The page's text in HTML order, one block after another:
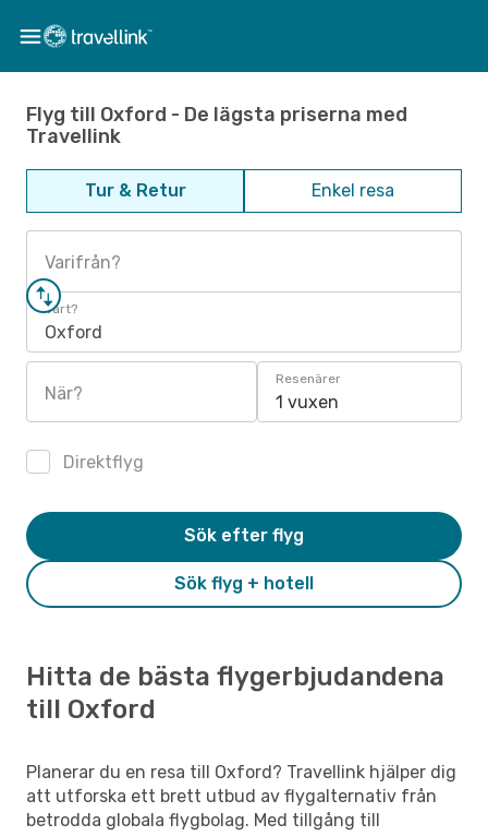
Flyg till Oxford - De lägsta priserna med
Travellink
Tur & Retur Enkel resa
Varifrån?
Vart?
Oxford
När?
Resenärer
1 vuxen
Direktflyg
Sök flyg + hotell
Sök efter flyg
Hitta de bästa flygerbjudandena
till Oxford
Planerar du en resa till Oxford? Travellink hjälper dig
att utforska ett brett utbud av flygalternativ från
betrodda globala flygbolag. Med tillgång till